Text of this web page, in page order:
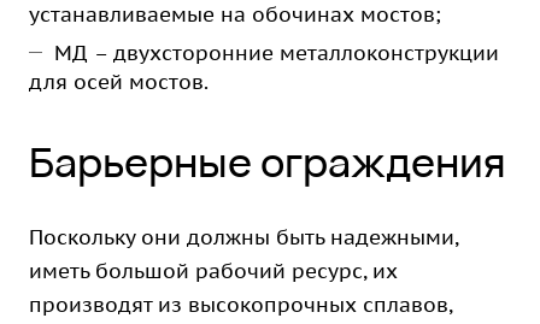
устанавливаемые на обочинах мостов;
МД – двухсторонние металлоконструкции
для осей мостов.
Барьерные ограждения
Поскольку они должны быть надежными,
иметь большой рабочий ресурс, их
производят из высокопрочных сплавов,